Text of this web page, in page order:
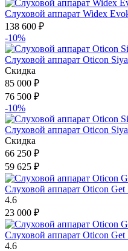
Слуховой аппарат Widex
138 600 ₽
-10%
Слуховой аппарат Oticon
Скидка
85 000 ₽
76 500 ₽
-10%
Слуховой аппарат Oticon
Скидка
66 250 ₽
59 625 ₽
Слуховой аппарат Oticon
4.6
23 000 ₽
Слуховой аппарат Oticon
4.6